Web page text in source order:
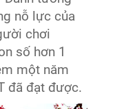
nỗ lực của
chơi
số hơn 1
một năm
đã đạt được.